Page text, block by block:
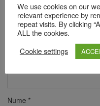
Nume *
We use cookies on our
relevant experience by
repeat visits. By clicking
ALL the cookies.
Cookie settings